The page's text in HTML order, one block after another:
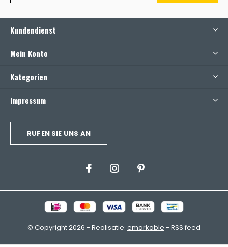
Kundendienst
Mein Konto
Kategorien
Impressum
RUFEN SIE UNS AN
© Copyright2026 - Realisatie: emarkable - RSS feed